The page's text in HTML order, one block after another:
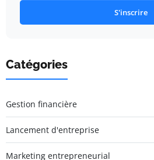
S'inscrire
Catégories
Gestion financière
Lancement d'entreprise
Marketing entrepreneurial